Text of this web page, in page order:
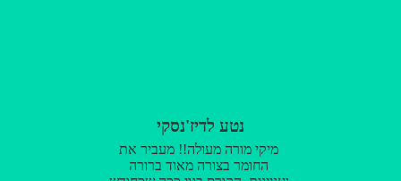
נטע לדיז'נסקי
מיקי מורה מעולה!! מעביר את
החומר בצורה מאוד ברורה